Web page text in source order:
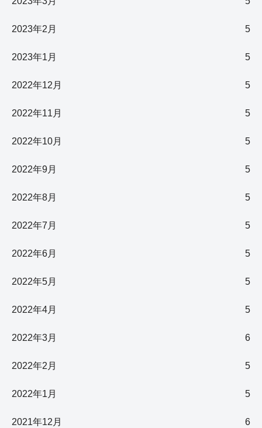
2023年2月 5
2023年1月 5
2022年12月 5
2022年11月 5
2022年10月 5
2022年9月 5
2022年8月 5
2022年7月 5
2022年6月 5
2022年5月 5
2022年4月 5
2022年3月 6
2022年2月 5
2022年1月 5
2021年12月 6